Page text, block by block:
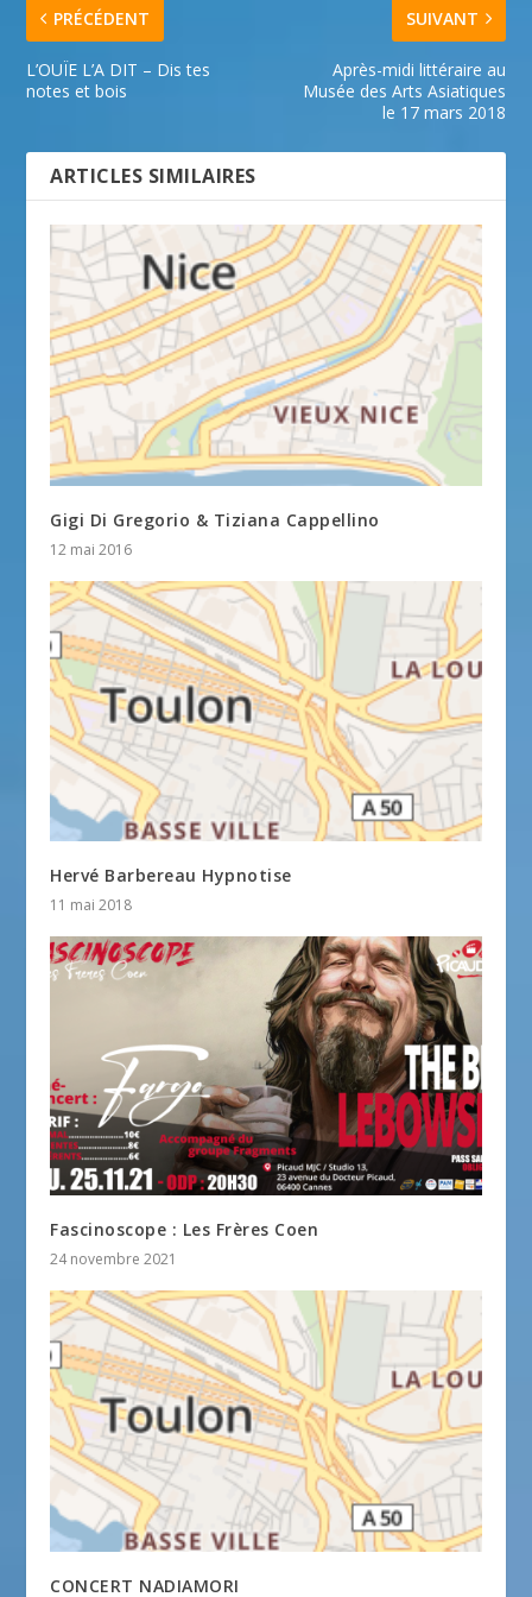
PRÉCÉDENT
L’OUÏE L’A DIT – Dis tes
notes et bois
SUIVANT
Après-midi littéraire au
Musée des Arts Asiatiques
le 17 mars 2018
ARTICLES SIMILAIRES
Gigi Di Gregorio & Tiziana Cappellino
12 mai 2016
Hervé Barbereau Hypnotise
11 mai 2018
Fascinoscope : Les Frères Coen
24 novembre 2021
CONCERT NADIAMORI